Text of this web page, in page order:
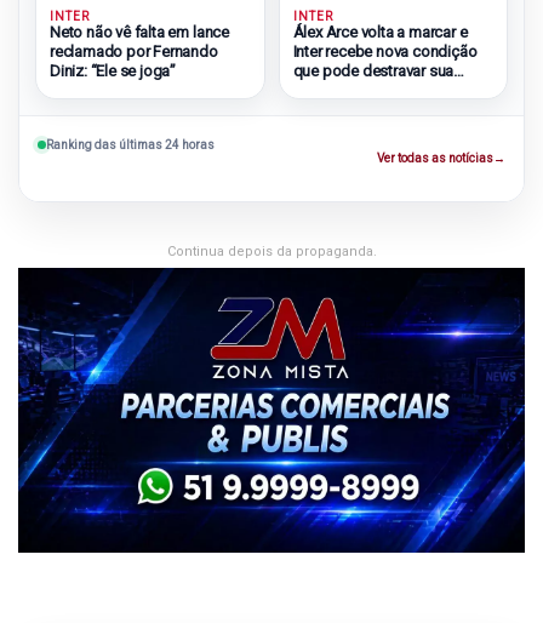
INTER
Neto não vê falta em lance
reclamado por Fernando
Diniz: “Ele se joga”
INTER
Álex Arce volta a marcar e
Inter recebe nova condição
que pode destravar sua
Ranking das últimas 24 horas
Ver todas as notícias→
Continua depois da propaganda.